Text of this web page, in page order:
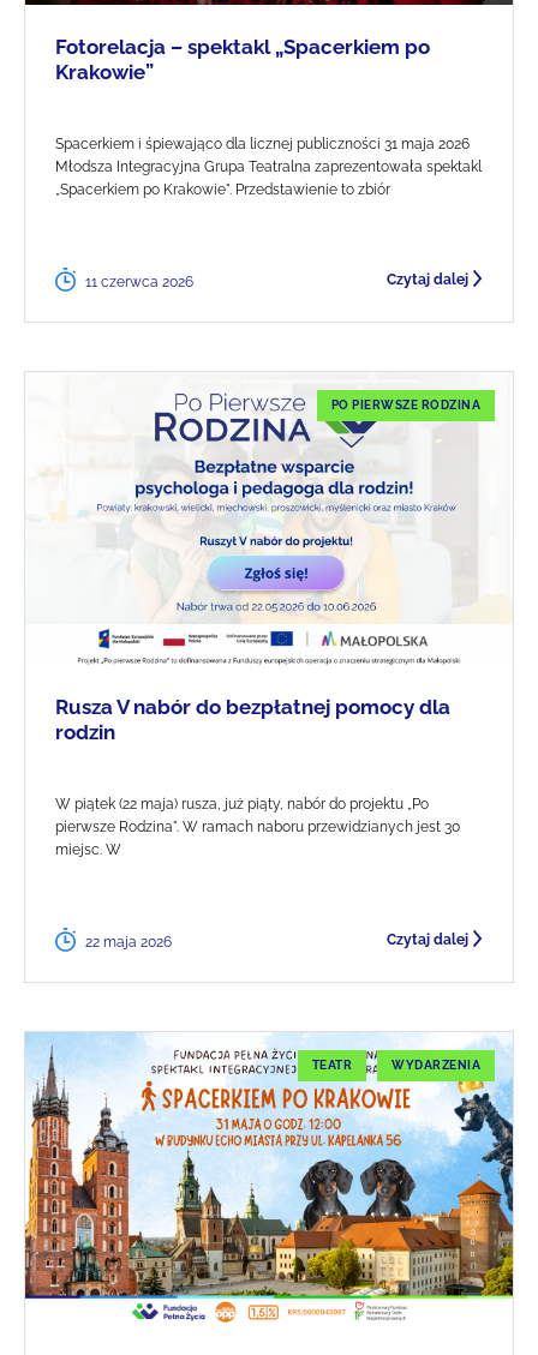
Fotorelacja – spektakl „Spacerkiem po
Krakowie”
Spacerkiem i śpiewająco dla licznej publiczności 31 maja 2026
Młodsza Integracyjna Grupa Teatralna zaprezentowała spektakl
„Spacerkiem po Krakowie". Przedstawienie to zbiór
11 czerwca 2026 Czytaj dalej
PO PIERWSZE RODZINA
Rusza V nabór do bezpłatnej pomocy dla
rodzin
W piątek (22 maja) rusza, już piąty, nabór do projektu „Po
pierwsze Rodzina". W ramach naboru przewidzianych jest 30
miejsc. W
22 maja 2026 Czytaj dalej
TEATR WYDARZENIA